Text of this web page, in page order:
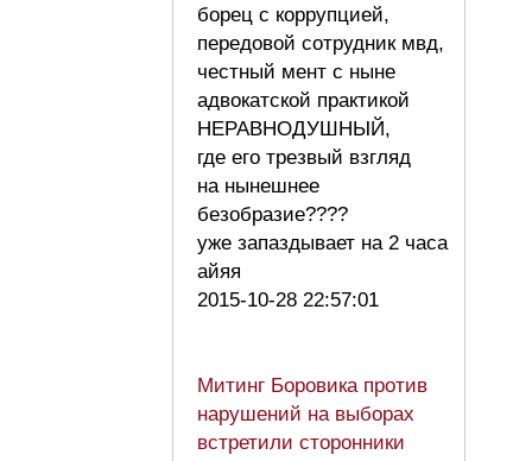
борец с коррупцией,
передовой сотрудник мвд,
честный мент с ныне
адвокатской практикой
НЕРАВНОДУШНЫЙ,
где его трезвый взгляд
на нынешнее
безобразие????
уже запаздывает на 2 часа
айяя
2015-10-28 22:57:01
Митинг Боровика против
нарушений на выборах
встретили сторонники